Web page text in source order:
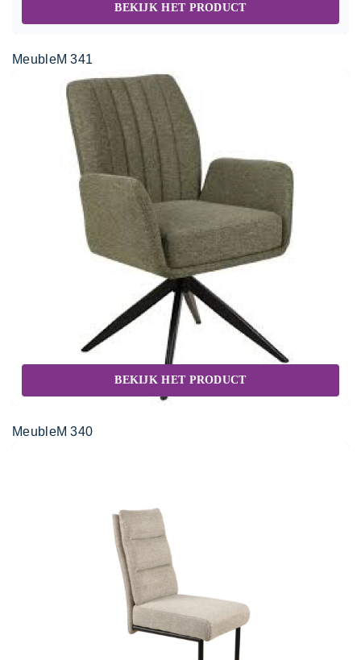
BEKIJK HET PRODUCT
MeubleM 341
BEKIJK HET PRODUCT
MeubleM 340